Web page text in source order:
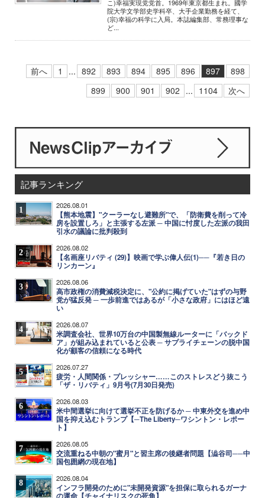
こ)幸福実現党党首。1969年東京都生まれ。國学
院大学文学部史学科卒、大手企業勤務を経て、
(宗)幸福の科学に入局。本誌編集部、常務理事な
ど...
前へ 1 ... 892 893 894 895 896 897
898
899
900 901 902 ... 1104 次へ
記事ランキング
1 2026.08.01
【熊本地震】"クーラーなし避難所"で、「防衛費を削って冷
房を設置しろ」と主張する左派 ─ 中国に忖度した左派の我田
引水の議論に批判殺到
2 2026.08.02
【名画座リバティ (29)】映画で学ぶ偉人伝(1)──『若き日の
リンカーン』
3 2026.08.06
高市政権の消費減税決定に、"公約に掲げていた"はずの与野
党が猛反発 ─ 一歩前進ではあるが「小さな政府」にはほど遠
い
4 2026.08.07
米調査会社、世界10万台の中国製無線ルーターに「バックド
ア」が組み込まれていると公表 ─ サプライチェーンの脱中国
化が顧客の信頼になる時代
5 2026.07.27
疲労・人間関係・プレッシャー……このストレスどう抜こう
「ザ・リバティ」9月号(7月30日発売)
6 2026.08.03
米中間選挙に向けて選挙不正を防げるか ─ 中東外交を進め中
国を抑え込むトランプ【─The Liberty─ワシントン・レポー
ト】
7 2026.08.05
交流重ねる中朝の"蜜月"と習主席の後継者問題【澁谷司──中
国包囲網の現在地】
8 2026.08.04
インフラ開発のために"未開発資源"を担保に取られるガーナ
の運命【チャイナリスクの死角】